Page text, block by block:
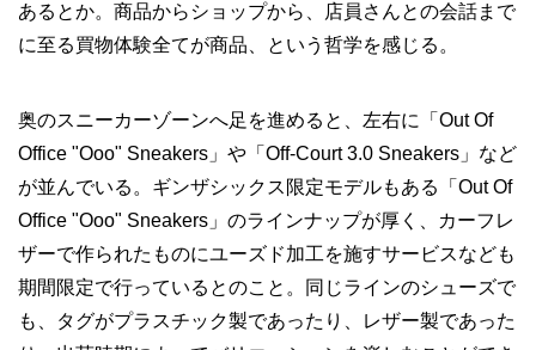
あるとか。商品からショップから、店員さんとの会話まで
に至る買物体験全てが商品、という哲学を感じる。
奥のスニーカーゾーンへ足を進めると、左右に「Out Of
Office "Ooo" Sneakers」や「Off-Court 3.0 Sneakers」など
が並んでいる。ギンザシックス限定モデルもある「Out Of
Office "Ooo" Sneakers」のラインナップが厚く、カーフレ
ザーで作られたものにユーズド加工を施すサービスなども
期間限定で行っているとのこと。同じラインのシューズで
も、タグがプラスチック製であったり、レザー製であった